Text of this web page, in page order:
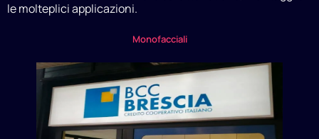
le molteplici applicazioni.
Monofacciali